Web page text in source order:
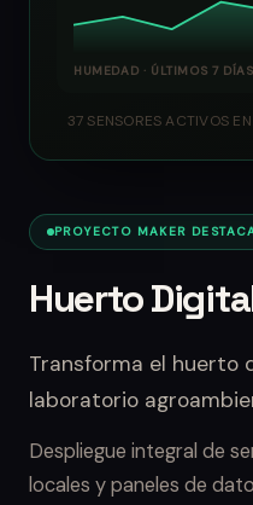
PROYECTO MAKER
Huerto
Transforma el huerto
laboratorio
Despliegue integral de
locales y paneles de
HUMEDAD · ÚLTIMOS 7 DÍAS
37 SENSORES ACTIVOS